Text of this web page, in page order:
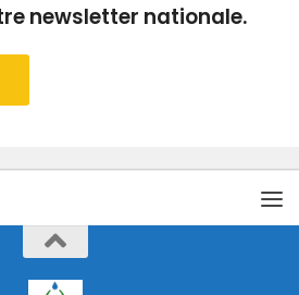
newsletter nationale.